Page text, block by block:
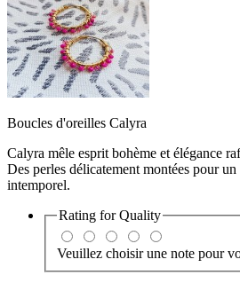
Boucles d'oreilles Calyra
Calyra mêle esprit bohème et élégance
Des perles délicatement montées pour
intemporel.
Rating forQuality
Veuillez choisir une note pour